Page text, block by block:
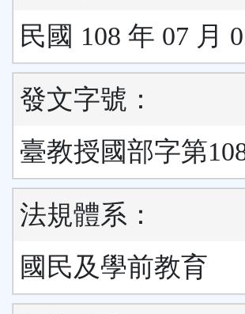
民國 108 年 07 月
發文字號：
臺教授國部字第
法規體系：
國民及學前教育